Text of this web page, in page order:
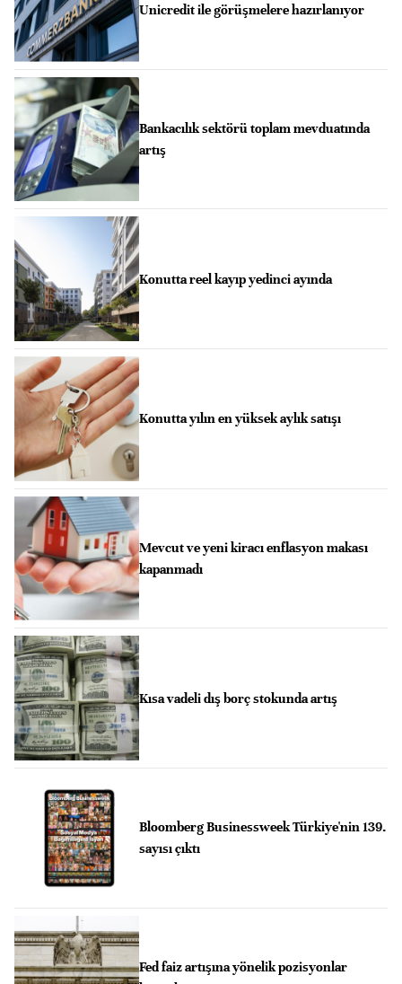
Unicredit ile görüşmelere hazırlanıyor
Bankacılık sektörü toplam mevduatında
artış
Konutta reel kayıp yedinci ayında
Konutta yılın en yüksek aylık satışı
Mevcut ve yeni kiracı enflasyon makası
kapanmadı
Kısa vadeli dış borç stokunda artış
Bloomberg Businessweek Türkiye'nin 139.
sayısı çıktı
Fed faiz artışına yönelik pozisyonlar